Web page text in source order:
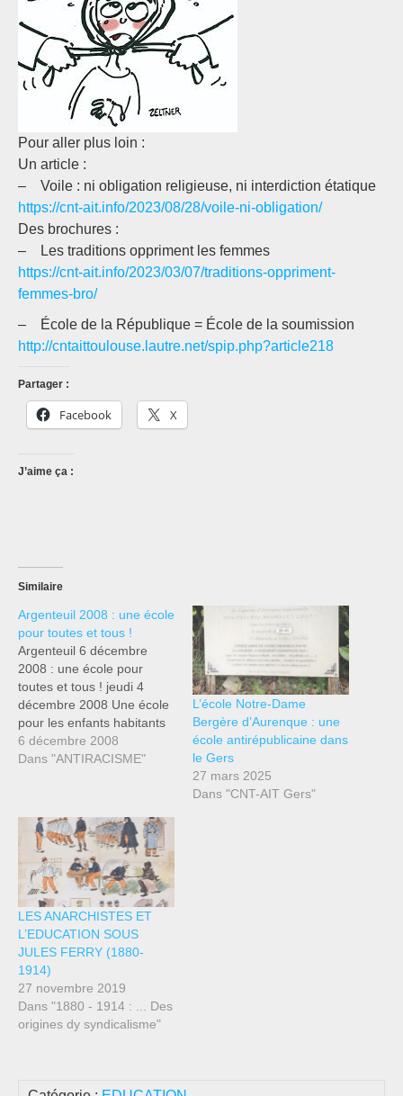
Pour aller plus loin :
Un article :
– Voile : ni obligation religieuse, ni interdiction étatique
https://cnt-ait.info/2023/08/28/voile-ni-obligation/
Des brochures :
– Les traditions oppriment les femmes
https://cnt-ait.info/2023/03/07/traditions-oppriment-
femmes-bro/
– École de la République = École de la soumission
http://cntaittoulouse.lautre.net/spip.php?article218
Partager :
Facebook X
J’aime ça :
Similaire
Argenteuil 2008 : une école
pour toutes et tous !
Argenteuil 6 décembre
2008 : une école pour
toutes et tous ! jeudi 4
décembre 2008 Une école
pour les enfants habitants
dans l’ancien foyer
Sonacotra d’Argenteuil.
d’Argenteuil. Malgré nos
différentes démarches
auprès de la Mairie et de
l’Inspection Académique du
Val…
6 décembre 2008
Dans "ANTIRACISME"
L’école Notre-Dame
Bergère d’Aurenque : une
école antirépublicaine dans
le Gers
27 mars 2025
Dans "CNT-AIT Gers"
LES ANARCHISTES ET
L’EDUCATION SOUS
JULES FERRY (1880-
1914)
27 novembre 2019
Dans "1880 - 1914 : ... Des
origines dy syndicalisme"